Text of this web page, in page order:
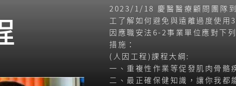
2023/1/18 慶醫醫療顧問團隊
工了解如何避免與遠離過度使用
因應職安法6-2事業單位應對下
措施：
(人因工程)課程大綱:
一、重複性作業等促發肌肉骨骼
二、最正確保健知識，讓你我都